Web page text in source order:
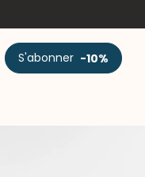
S'abonner -10%